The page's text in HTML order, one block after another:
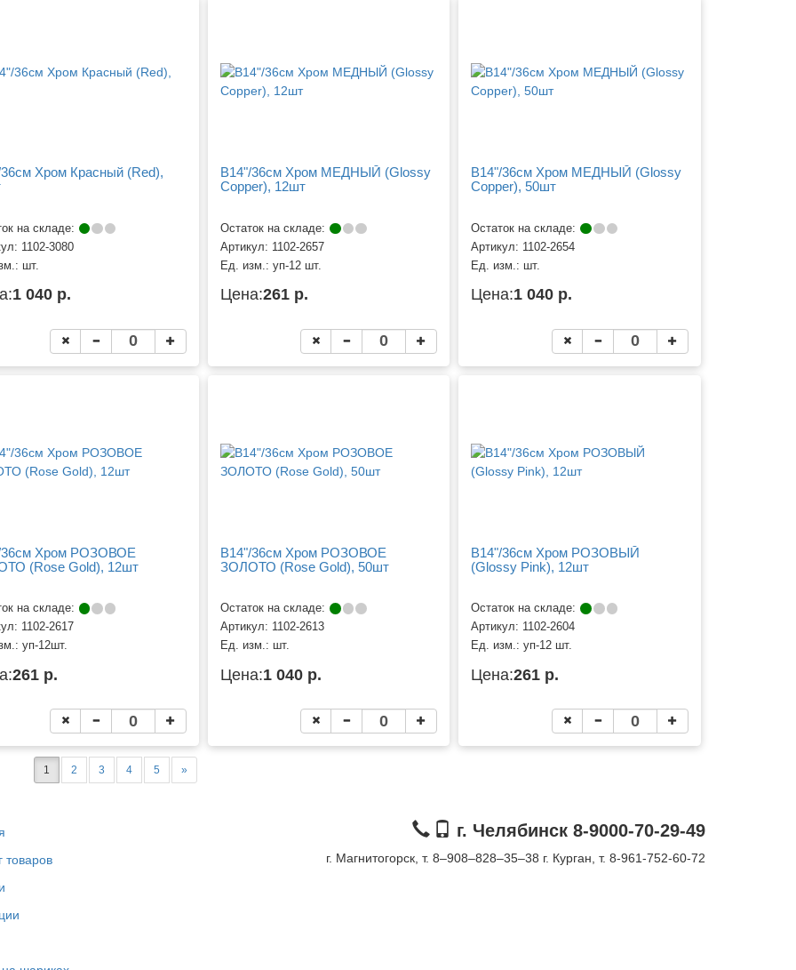
Хром Красный (Red),
на складе:
1102-3080
шт.
1 040 р.
B14"/36см Хром МЕДНЫЙ (Glossy
Copper), 12шт
Остаток на складе:
Артикул: 1102-2657
Ед. изм.: уп-12 шт.
Цена:261 р.
B14"/36см Хром МЕДНЫЙ (Glossy
Copper), 50шт
Остаток на складе:
Артикул: 1102-2654
Ед. изм.: шт.
Цена:1 040 р.
36см Хром РОЗОВОЕ
(Rose Gold), 12шт
на складе:
1102-2617
уп-12шт.
261 р.
B14"/36см Хром РОЗОВОЕ
ЗОЛОТО (Rose Gold), 50шт
Остаток на складе:
Артикул: 1102-2613
Ед. изм.: шт.
Цена:1 040 р.
B14"/36см Хром РОЗОВЫЙ
(Glossy Pink), 12шт
Остаток на складе:
Артикул: 1102-2604
Ед. изм.:уп-12 шт.
Цена:261 р.
1 2 3 4 5 »
товаров
г. Челябинск 8-9000-70-29-49
г. Магнитогорск, т. 8–908–828–35–38 г. Курган, т. 8-961-752-60-72